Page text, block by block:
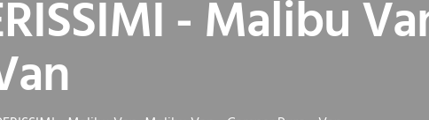
- Malibu